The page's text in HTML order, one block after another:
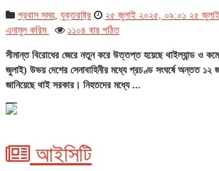
প্রবাস সময়, যুক্তরাষ্ট্র ২৫ জুলাই ২০২৫, ০৯:০১ ২৫
এনামুল করিম
১১০৪ বার পঠিত
সীমান্ত বিরোধের জেরে নতুন করে উত্তপ্ত হয়েছে থাইল্যান্ড ও
জুলাই) উভয় দেশের সেনাবাহিনীর মধ্যে প্রচণ্ড সংঘর্ষে অন্তত ১২
জানিয়েছে থাই সরকার। নিহতদের মধ্যে ...
আইসিটি